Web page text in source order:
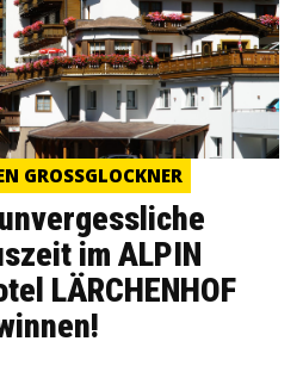
GROSSGLOCKNER
im ALPIN
LÄRCHENHOF